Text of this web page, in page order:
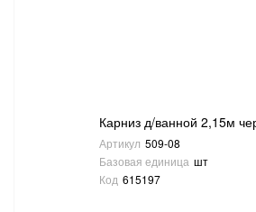
Карниз д/ванной 2,15м
Артикул 509-08
Базовая единица шт
Код 615197